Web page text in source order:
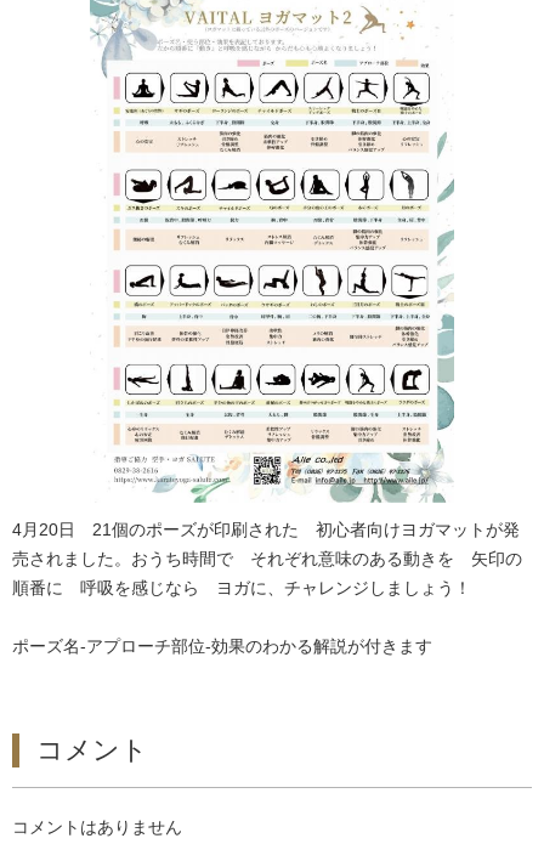
4月20日 21個のポーズが印刷された 初心者向けヨガマットが発
売されました。おうち時間で それぞれ意味のある動きを 矢印の
順番に 呼吸を感じなら ヨガに、チャレンジしましょう！
ポーズ名-アプローチ部位-効果のわかる解説が付きます
コメント
コメントはありません